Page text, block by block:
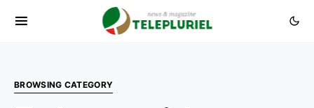
BROWSING CATEGORY